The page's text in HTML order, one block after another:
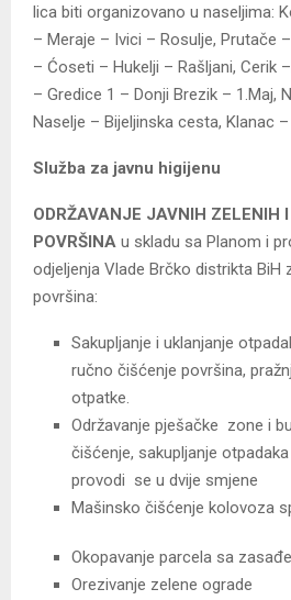
lica biti organizovano u naseljima:
– Meraje – Ivici – Rosulje, Prutače
– Ćoseti – Hukelji – Rašljani, Cerik
– Gredice 1 – Donji Brezik – 1.Maj,
Naselje – Bijeljinska cesta, Klanac –
Služba za javnu higijenu
ODRŽAVANJE JAVNIH ZELENIH
POVRŠINA u skladu sa Planom i
odjeljenja Vlade Brčko distrikta BiH
površina:
Sakupljanje i uklanjanje
ručno čišćenje površina,
otpatke.
Održavanje pješačke zone i
čišćenje, sakupljanje
provodi se u dvije smjene
Mašinsko čišćenje kolovoza
Okopavanje parcela sa
Orezivanje zelene ograde